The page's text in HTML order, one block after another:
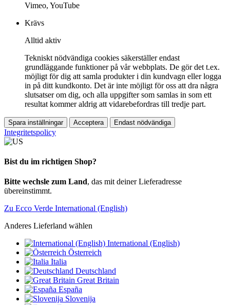
Vimeo, YouTube
Krävs
Alltid aktiv
Tekniskt nödvändiga cookies säkerställer endast
grundläggande funktioner på vår webbplats. De gör det t.ex.
möjligt för dig att samla produkter i din kundvagn eller logga
in på ditt kundkonto. Det är inte möjligt för oss att dra några
slutsatser om dig, och alla uppgifter som samlas in som ett
resultat kommer aldrig att vidarebefordras till tredje part.
Spara inställningar Acceptera Endast nödvändiga
Integritetspolicy
Bist du im richtigen Shop?
Bitte wechsle zum Land, das mit deiner Lieferadresse
übereinstimmt.
Zu Ecco Verde International (English)
Anderes Lieferland wählen
International (English)
Österreich
Italia
Deutschland
Great Britain
España
Slovenija